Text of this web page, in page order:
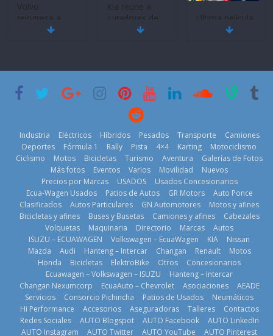
Volvo
reingresa a
Ecuador de la
18 de julio de
2026
Mercado
automotor
ecuatoriano
creció un 28%
en julio de
2026
4 de agosto de
Kia reúne a
jugadores de
fútbol de todo
2026
La Vuelta al
Ecuador 2026,
edición 47ª,
recorre 7
provincias en 8
días
1 de agosto de
2026
Ultima película
‘Spider‑Man:
29 de julio de
¿Qué puede
pasar con tu
vehículo si
permanece
varios días sin
usar?
3 de agosto de
2026
Industria Eléctricos Híbridos Pesados Transporte
Camiones
Deportes
Fórmula 1 Rally Pista 4×4 Karting
Motociclismo
Ciclismo
Motos Bicicletas Turismo Aventura
Galerías de Fotos
Más fotos
Eventos Varios Movilidad
Nuevos
Precios por Marcas
USADOS
Usados Concesionarios
Ecua-Wagen Usados
Patios de Autos GR Motors
Auto Ponce
Clasificados
Autos Particulares GN Automotores
Motos y afines
Bicicletas y afines
Buses y Busetas Camiones y afines
Cabezales
Volquetas
Maquinaria Directorio Marcas
Autos
ISUZU – ECUAWAGEN
Volkswagen – EcuaWagen KIA
Nissan
Mazda
Audi Hanteng – Intercar Changan Renault
Motos
Honda
Bicicletas ElektroBike Otros
Concesionarios
Ecuawagen – Volkswagen – ISUZU
Hanteng – Intercar
Changan Nexumcorp
EcuaAuto – Chevrolet Asociaciones
AEADE
Servicios
Consorcio Pichincha Patios de Usados
Neumáticos
Hi Performance
Accesorios Aseguradoras Talleres
Contactos
Redes Sociales
AUTO Blogspot AUTO Facebook
AUTO LinkedIn
AUTO Instagram
AUTO Twitter AUTO YouTube AUTO Pinterest